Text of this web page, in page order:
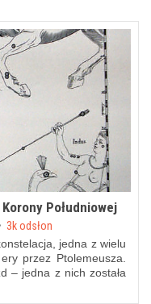
Południowej
3k odsłon
jedna z wielu
przez Ptolemeusza.
– jedna z nich została